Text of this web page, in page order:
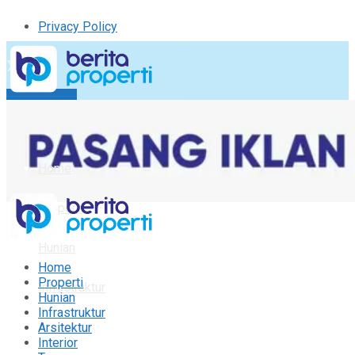
Privacy Policy
Kirim Tulisan
Logout
Home
Properti
Infrastruktur
Arsitektur
Home
Properti
Hunian
Infrastruktur
Arsitektur
Interior